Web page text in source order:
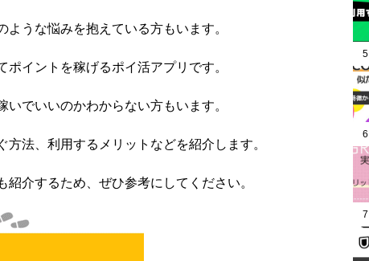
うな悩みを抱えている方もいます。
イントを稼げるポイ活アプリです。
でいいのかわからない方もいます。
方法、利用するメリットなどを紹介します。
介するため、ぜひ参考にしてください。
5
6
7